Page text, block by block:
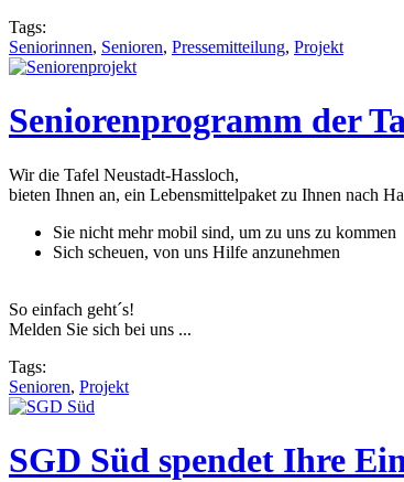
Tags:
Seniorinnen, Senioren, Pressemitteilung, Projekt
Seniorenprogramm der
Wir die Tafel Neustadt-Hassloch,
bieten Ihnen an, ein Lebensmittelpaket zu Ihnen nach
Sie nicht mehr mobil sind, um zu uns zu kommen
Sich scheuen, von uns Hilfe anzunehmen
So einfach geht´s!
Melden Sie sich bei uns ...
Tags:
Senioren, Projekt
SGD Süd spendet Ihre